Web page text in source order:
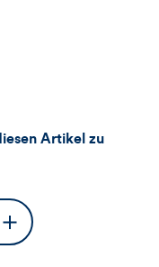
Artikel zu